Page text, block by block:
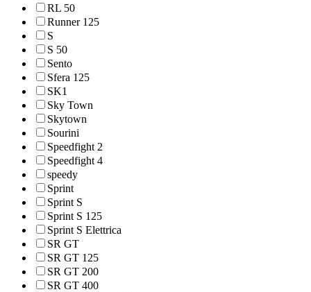
RL 50
Runner 125
S
S 50
Sento
Sfera 125
SK1
Sky Town
Skytown
Sourini
Speedfight 2
Speedfight 4
speedy
Sprint
Sprint S
Sprint S 125
Sprint S Elettrica
SR GT
SR GT 125
SR GT 200
SR GT 400